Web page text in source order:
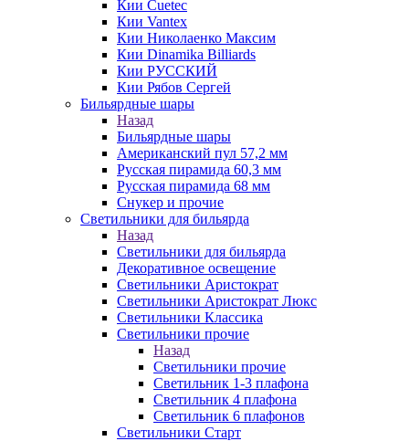
Кии Cuetec
Кии Vantex
Кии Николаенко Максим
Кии Dinamika Billiards
Кии РУССКИЙ
Кии Рябов Сергей
Бильярдные шары
Назад
Бильярдные шары
Американский пул 57,2 мм
Русская пирамида 60,3 мм
Русская пирамида 68 мм
Снукер и прочие
Светильники для бильярда
Назад
Светильники для бильярда
Декоративное освещение
Светильники Аристократ
Светильники Аристократ Люкс
Светильники Классика
Светильники прочие
Назад
Светильники прочие
Светильник 1-3 плафона
Светильник 4 плафона
Светильник 6 плафонов
Светильники Старт